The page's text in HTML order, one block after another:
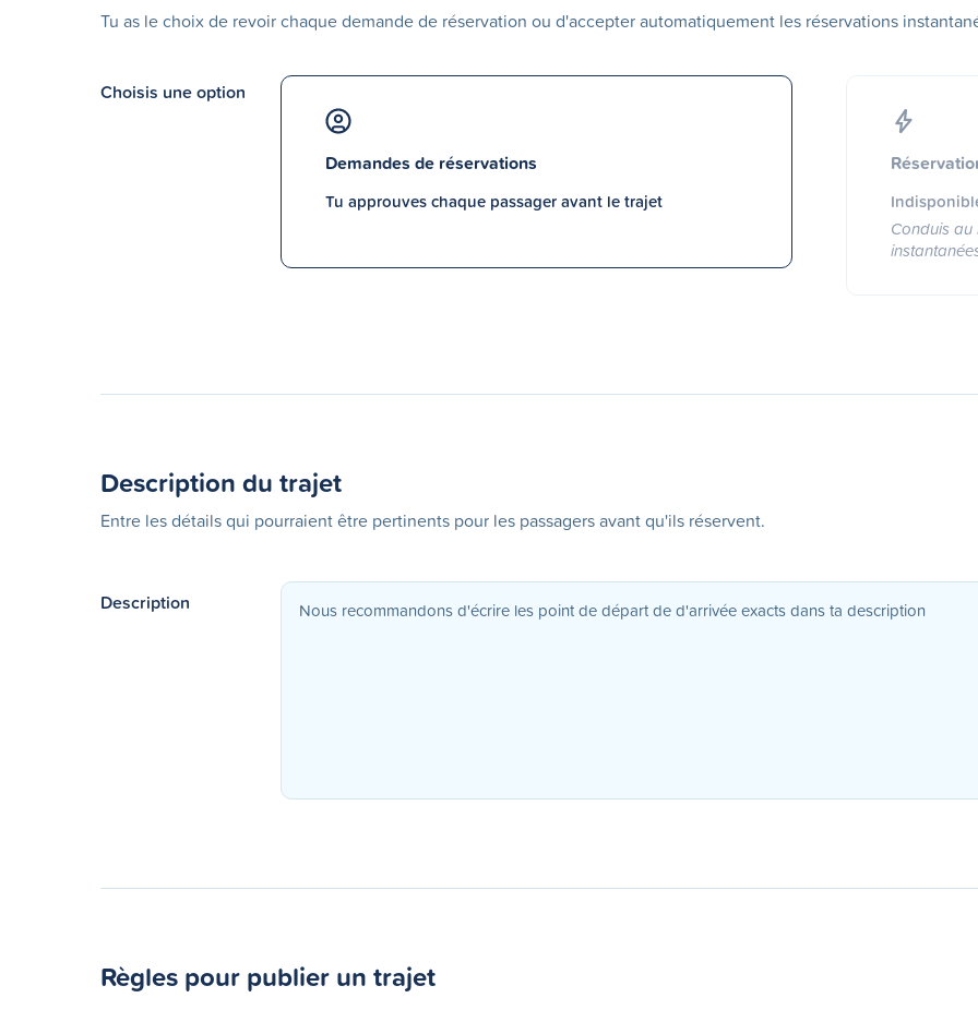
Tu as le choix de revoir chaque demande de réservation ou d'accepter automatiquement les réservations
Choisis une option
Demandes de réservations
Tu approuves chaque passager avant le trajet
Conduis
Description du trajet
Entre les détails qui pourraient être pertinents pour les passagers avant qu'ils réservent.
Description
Règles pour publier un trajet